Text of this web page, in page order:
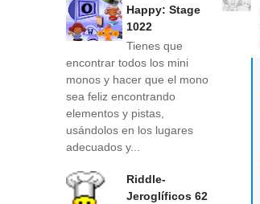
Happy: Stage
1022
Tienes que
encontrar todos los mini
monos y hacer que el mono
sea feliz encontrando
elementos y pistas,
usándolos en los lugares
adecuados y...
Riddle-
Jeroglíficos 62